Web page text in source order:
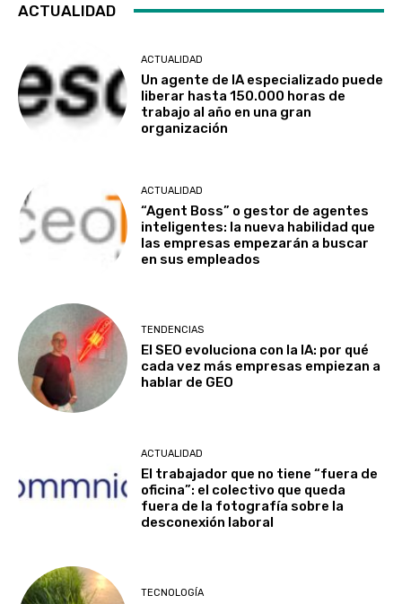
ACTUALIDAD
ACTUALIDAD
Un agente de IA especializado puede
liberar hasta 150.000 horas de
trabajo al año en una gran
organización
ACTUALIDAD
“Agent Boss” o gestor de agentes
inteligentes: la nueva habilidad que
las empresas empezarán a buscar
en sus empleados
TENDENCIAS
El SEO evoluciona con la IA: por qué
cada vez más empresas empiezan a
hablar de GEO
ACTUALIDAD
El trabajador que no tiene “fuera de
oficina”: el colectivo que queda
fuera de la fotografía sobre la
desconexión laboral
TECNOLOGÍA